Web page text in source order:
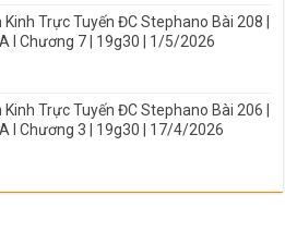
Kinh Trực Tuyến ĐC Stephano Bài 208 |
I Chương 7 | 19g30 | 1/5/2026
Kinh Trực Tuyến ĐC Stephano Bài 206 |
I Chương 3 | 19g30 | 17/4/2026